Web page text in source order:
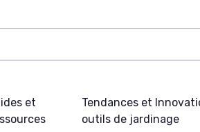
et
Tendances et
outils de jardinage